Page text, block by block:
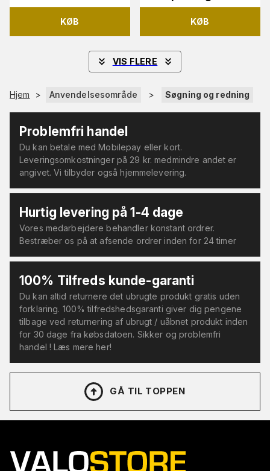
KØB KØB
VIS FLERE
Hjem > Anvendelsesområde > Søgning og redning
Problemfri handel
Du kan betale med Mobilepay eller kort.
Leveringsomkostninger på 29 kr. medmindre andet er
angivet. Vi tilbyder også hjemmelevering.
Hurtig levering på 1-4 dage
Vores medarbejdere behandler konstant ordrer.
Bestræber os på at afsende ordrer inden for 24 timer
100% Tilfreds kunde-garanti
Du kan altid returnere det ubrugte produkt gratis uden
forklaring. 100% tilfredshedsgaranti giver dig pengene
tilbage ved returnering af ubrugt / uåbnet produkt inden
for 30 dage fra købsdatoen. Sikker og problemfri
handel ! Læs mere her!
GÅ TIL TOPPEN